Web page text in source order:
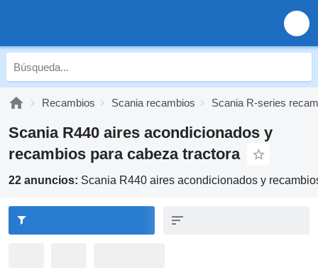
Recambios Scania recambios Scania R-series
Scania R440 aires acondicionados y
recambios para cabeza tractora
22 anuncios: Scania R440 aires acondicionados y